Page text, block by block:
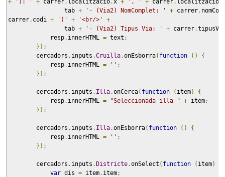
                tab
+ '- (Via2) NomComplet: ' + carrer.
carrer. codi + ')' + '<br/>'
+
                tab
+ '- (Via2) Tipus Via: ' + carrer.
            resp
. innerHTML = text ;
});
        cercadors
. inputs .Cruilla.onEsborra( function ()
{
            resp
. innerHTML = '' ;
});
        cercadors
. inputs . Illa.onCerca( function ( item)
{
            resp
. innerHTML = "Seleccionada illa " + item;
});
        cercadors
. inputs . Illa.onEsborra( function ()
{
            resp
. innerHTML = '' ;
});
        cercadors
. inputs .Districte.onSelect ( function ( item)
var dis = item. item;